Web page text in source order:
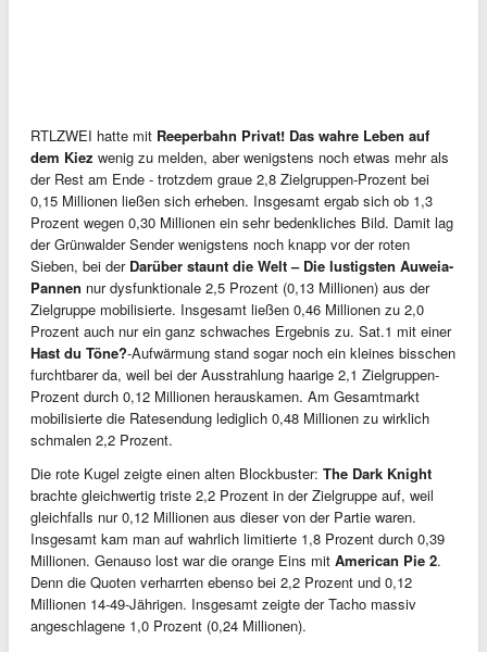
RTLZWEI hatte mit Reeperbahn Privat! Das wahre Leben auf
dem Kiez wenig zu melden, aber wenigstens noch etwas mehr als
der Rest am Ende - trotzdem graue 2,8 Zielgruppen-Prozent bei
0,15 Millionen ließen sich erheben. Insgesamt ergab sich ob 1,3
Prozent wegen 0,30 Millionen ein sehr bedenkliches Bild. Damit lag
der Grünwalder Sender wenigstens noch knapp vor der roten
Sieben, bei der Darüber staunt die Welt – Die lustigsten Auweia-
Pannen nur dysfunktionale 2,5 Prozent (0,13 Millionen) aus der
Zielgruppe mobilisierte. Insgesamt ließen 0,46 Millionen zu 2,0
Prozent auch nur ein ganz schwaches Ergebnis zu. Sat.1 mit einer
Hast du Töne?-Aufwärmung stand sogar noch ein kleines bisschen
furchtbarer da, weil bei der Ausstrahlung haarige 2,1 Zielgruppen-
Prozent durch 0,12 Millionen herauskamen. Am Gesamtmarkt
mobilisierte die Ratesendung lediglich 0,48 Millionen zu wirklich
schmalen 2,2 Prozent.
Die rote Kugel zeigte einen alten Blockbuster: The Dark Knight
brachte gleichwertig triste 2,2 Prozent in der Zielgruppe auf, weil
gleichfalls nur 0,12 Millionen aus dieser von der Partie waren.
Insgesamt kam man auf wahrlich limitierte 1,8 Prozent durch 0,39
Millionen. Genauso lost war die orange Eins mit American Pie 2.
Denn die Quoten verharrten ebenso bei 2,2 Prozent und 0,12
Millionen 14-49-Jährigen. Insgesamt zeigte der Tacho massiv
angeschlagene 1,0 Prozent (0,24 Millionen).